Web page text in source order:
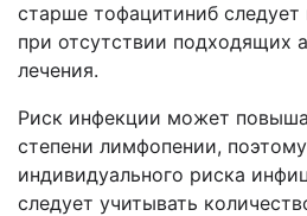
старше тофацитиниб следует
при отсутствии подходящих
лечения.
Риск инфекции может
степени лимфопении,
индивидуального риска
следует учитывать